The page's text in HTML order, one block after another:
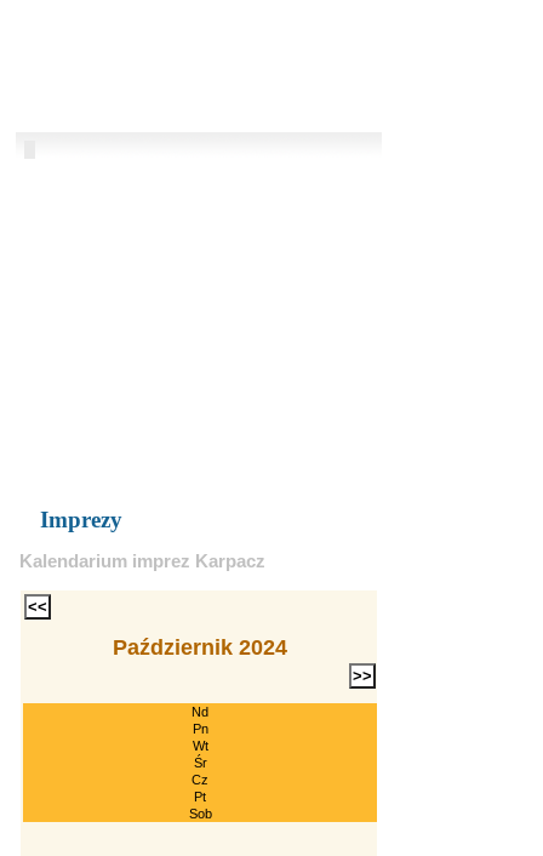
Imprezy
Kalendarium imprez Karpacz
Październik 2024
Nd
Pn
Wt
Śr
Cz
Pt
Sob